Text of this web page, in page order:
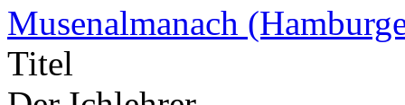
Musenalmanach
Titel